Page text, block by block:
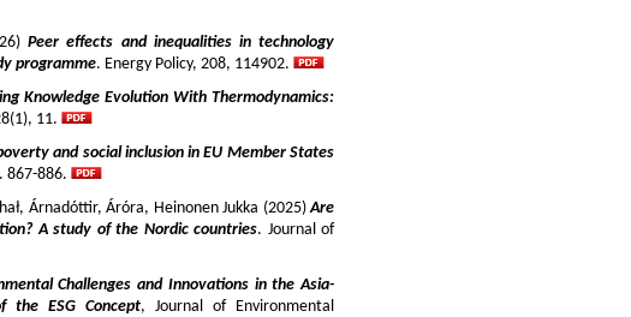
Peer effects and inequalities in technology
programme. Energy Policy, 208, 114902.
Knowledge Evolution With Thermodynamics:
11.
and social inclusion in EU Member States
867-886.
Árnadóttir, Áróra, Heinonen Jukka (2025)Are
A study of the Nordic countries. Journal of
Challenges and Innovations in the Asia-
the ESG Concept, Journal of Environmental